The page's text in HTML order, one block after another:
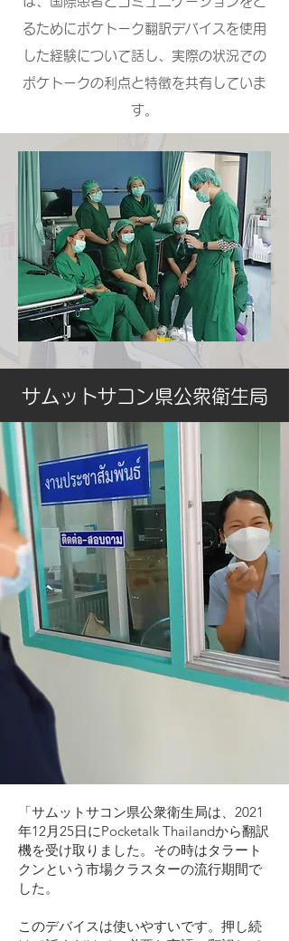
るためにポケトーク翻訳デバイスを使用
した経験について話し、実際の状況での
ポケトークの利点と特徴を共有していま
す。
サムットサコン県公衆衛生局
「サムットサコン県公衆衛生局は、2021
年12月25日にPocketalk Thailandから翻訳
機を受け取りました。その時はタラート
クンという市場クラスターの流行期間で
した。
このデバイスは使いやすいです。押し続